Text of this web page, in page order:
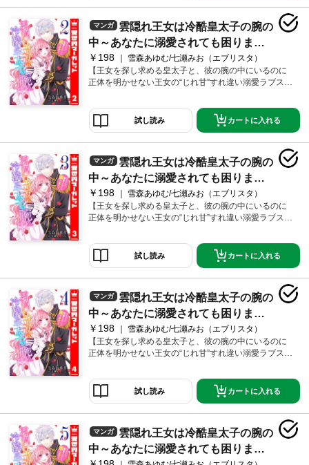
なマリアを見かね、メイド長はある事情を抱えた囚人
の配膳を命じた。そして初めて囚人を見た時、その美
しい眼差しに思わず見惚れてしまったマリアは、その
青年が冤罪で捕まっているのではと思い…？
マンガ
雲隠れ王女は冷酷皇太子の腕の
中～あなたに溺愛されても困りま
す！ 2
￥198
雪森あゆむ/七瀬みお（エブリスタ）
【王女を探し求める皇太子と、彼の腕の中にいるのに
正体を明かせない王女の“じれ甘”すれ違い溺愛ラブスト
生き残りのリュシエンヌ・マリーア・シャルロワ王
女。元王女はなんとか生き延び、現在は小国の城でマ
リアとして下働きをしている。何をしても失敗ばかり
なマリアを見かね、メイド長はある事情を抱えた囚人
の配膳を命じた。そして初めて囚人を見た時、その美
しい眼差しに思わず見惚れてしまったマリアは、その
青年が冤罪で捕まっているのではと思い…？
試し読み カートに入れる
マンガ
雲隠れ王女は冷酷皇太子の腕の
中～あなたに溺愛されても困りま
す！ 3
￥198
雪森あゆむ/七瀬みお（エブリスタ）
【王女を探し求める皇太子と、彼の腕の中にいるのに
正体を明かせない王女の“じれ甘”すれ違い溺愛ラブスト
生き残りのリュシエンヌ・マリーア・シャルロワ王
女。元王女はなんとか生き延び、現在は小国の城でマ
リアとして下働きをしている。何をしても失敗ばかり
なマリアを見かね、メイド長はある事情を抱えた囚人
の配膳を命じた。そして初めて囚人を見た時、その美
しい眼差しに思わず見惚れてしまったマリアは、その
青年が冤罪で捕まっているのではと思い…？
試し読み カートに入れる
マンガ
雲隠れ王女は冷酷皇太子の腕の
中～あなたに溺愛されても困りま
す！ 4
￥198
雪森あゆむ/七瀬みお（エブリスタ）
【王女を探し求める皇太子と、彼の腕の中にいるのに
正体を明かせない王女の“じれ甘”すれ違い溺愛ラブスト
女。元王女はなんとか生き延び、現在は小国の城でマ
リアとして下働きをしている。何をしても失敗ばかり
なマリアを見かね、メイド長はある事情を抱えた囚人
の配膳を命じた。そして初めて囚人を見た時、その美
しい眼差しに思わず見惚れてしまったマリアは、その
青年が冤罪で捕まっているのではと思い…？
試し読み カートに入れる
マンガ
雲隠れ王女は冷酷皇太子の腕の
中～あなたに溺愛されても困りま